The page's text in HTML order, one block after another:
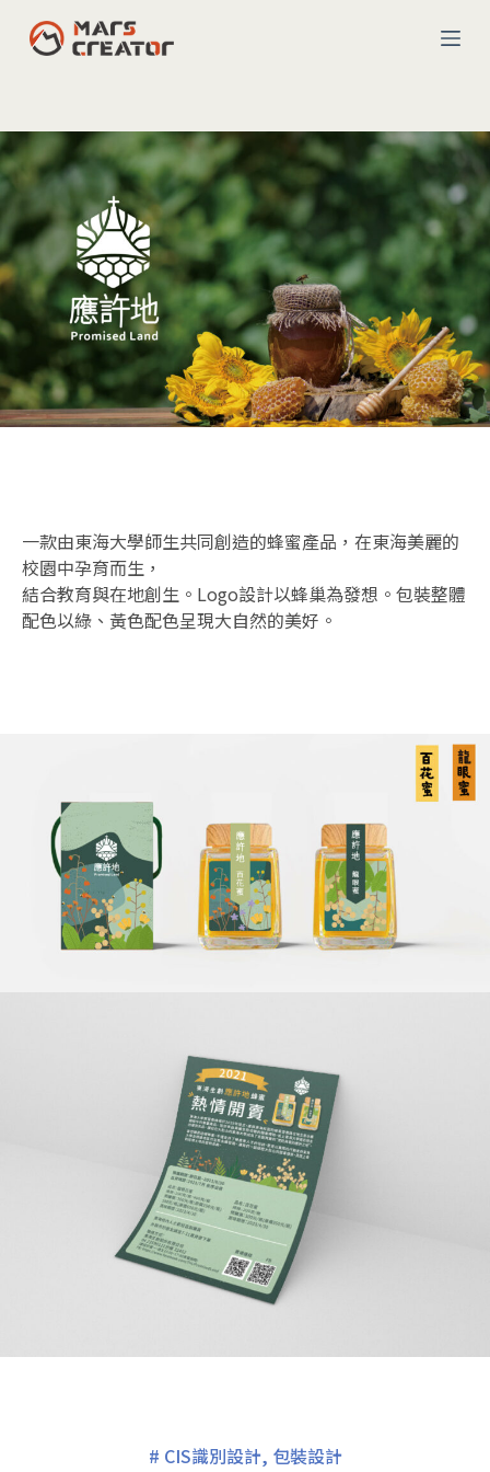
跳
至
內
一款由東海大學師生共同創造的蜂蜜產品，在東海美麗的
校園中孕育而生，
結合教育與在地創生。Logo設計以蜂巢為發想。包裝整體
配色以綠、黃色配色呈現大自然的美好。
# CIS識別設計, 包裝設計